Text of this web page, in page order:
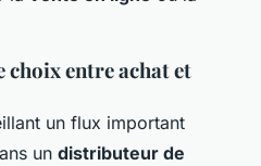
entre achat et
un flux important
un distributeur de